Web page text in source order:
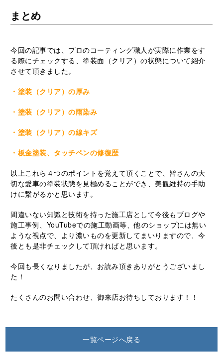
まとめ
今回の記事では、プロのコーティング職人が実際に作業をす
る際にチェックする、塗装面（クリア）の状態について紹介
させて頂きました。
・塗装（クリア）の厚み
・塗装（クリア）の雨染み
・塗装（クリア）の線キズ
・板金塗装、タッチペンの修復歴
以上これら４つのポイントを覚えて頂くことで、皆さんの大
切な愛車の塗装状態を見極めることができ、美観維持の手助
けに繋がるかと思います。
間違いない知識と技術を持った施工店として今後もブログや
施工事例、 YouTubeでの施工動画等、他のショップには無い
ような視点で、より濃いものを更新してまいりますので、今
後とも是非チェックして頂ければと思います。
今回も長くなりましたが、お読み頂きありがとうございまし
た！
たくさんのお問い合わせ、御来店お待ちしております！！
一覧ページへ戻る